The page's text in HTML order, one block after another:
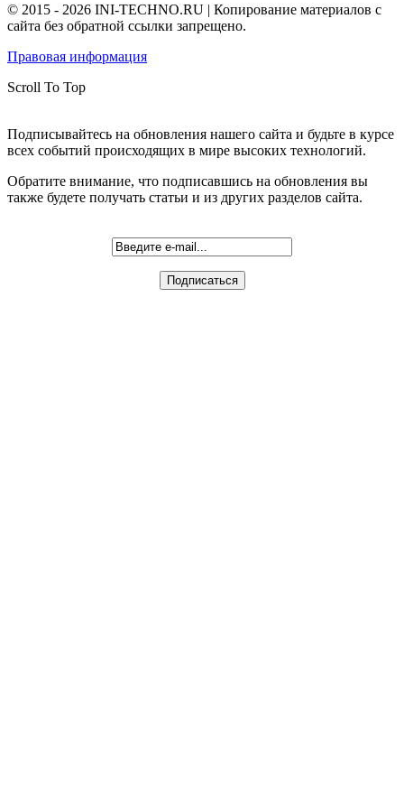
© 2015 - 2026 INI-TECHNO.RU | Копирование материалов с
сайта без обратной ссылки запрещено.
Правовая информация
Scroll To Top
Подписывайтесь на обновления нашего сайта и будьте в курсе
всех событий происходящих в мире высоких технологий.
Обратите внимание, что подписавшись на обновления вы
также будете получать статьи и из других разделов сайта.